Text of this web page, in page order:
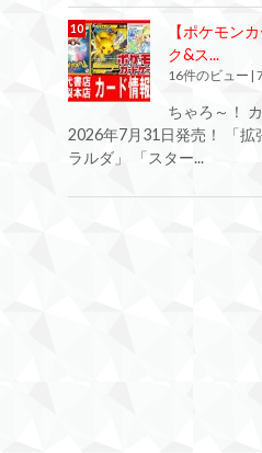
【ポケモン
ク&ス...
16件のビュー |
ちゃろ～！
2026年7月31日発売！ 「
ラルダ」 「スター...